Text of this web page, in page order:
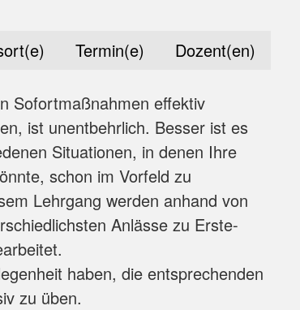
Termin(e) Dozent(en)
Sofortmaßnahmen effektiv
ist unentbehrlich. Besser ist es
Situationen, in denen Ihre
schon im Vorfeld zu
Lehrgang werden anhand von
Anlässe zu Erste-
haben, die entsprechenden
zu üben.